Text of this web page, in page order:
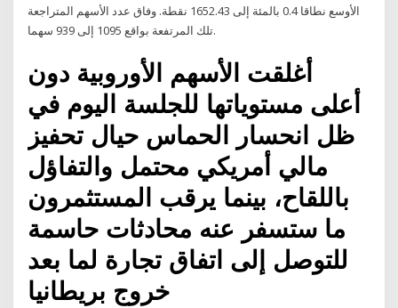
الأوسع نطاقا 0.4 بالمئة إلى 1652.43 نقطة. وفاق عدد الأسهم المتراجعة
تلك المرتفعة بواقع 1095 إلى 939 سهما.
أغلقت الأسهم الأوروبية دون
أعلى مستوياتها للجلسة اليوم في
ظل انحسار الحماس حيال تحفيز
مالي أمريكي محتمل والتفاؤل
باللقاح، بينما يرقب المستثمرون
ما ستسفر عنه محادثات حاسمة
للتوصل إلى اتفاق تجارة لما بعد
خروج بريطانيا